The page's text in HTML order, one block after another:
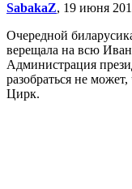
SabakaZ, 19 июня
Очередной
верещала на всю
Администрация
разобраться не
Цирк.